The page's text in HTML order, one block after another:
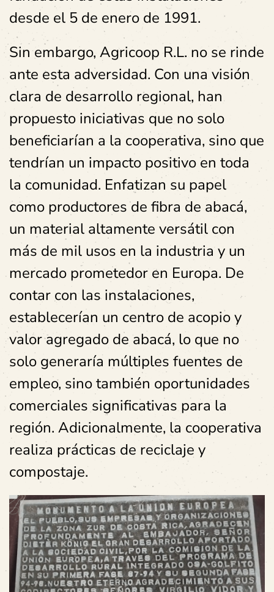
desde el 5 de enero de 1991.
Sin embargo, Agricoop R.L. no se rinde
ante esta adversidad. Con una visión
clara de desarrollo regional, han
propuesto iniciativas que no solo
beneficiarían a la cooperativa, sino que
tendrían un impacto positivo en toda
la comunidad. Enfatizan su papel
como productores de fibra de abacá,
un material altamente versátil con
más de mil usos en la industria y un
mercado prometedor en Europa. De
contar con las instalaciones,
establecerían un centro de acopio y
valor agregado de abacá, lo que no
solo generaría múltiples fuentes de
empleo, sino también oportunidades
comerciales significativas para la
región. Adicionalmente, la cooperativa
realiza prácticas de reciclaje y
compostaje.